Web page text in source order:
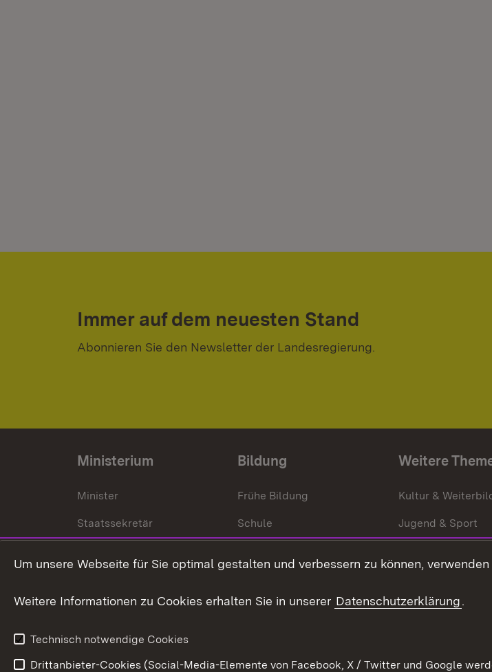
Immer auf dem neuesten Stand
Abonnieren Sie den Newsletter der Landesregierung.
Ministerium
Minister
Staatssekretär
Anfahrt und Kontakt
Bildung
Frühe Bildung
Schule
Weitere
Kultur &
Jugend & Sport
Um unsere Webseite für Sie optimal gestalten und verbessern zu können,
Weitere Informationen zu Cookies erhalten Sie in unserer Datenschutzerklärung.
Technisch notwendige Cookies
Drittanbieter-Cookies (Social-Media-Elemente von Facebook, X / Twitter und Google